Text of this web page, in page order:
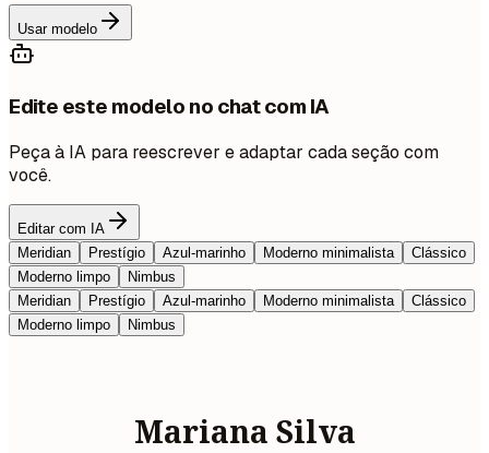
Usar modelo
Edite este modelo no chat com IA
Peça à IA para reescrever e adaptar cada seção com
você.
Editar com IA
Meridian
Prestígio Azul-marinho Moderno minimalista
Clássico
Moderno limpo
Nimbus
Meridian
Prestígio Azul-marinho Moderno minimalista
Clássico
Moderno limpo
Nimbus
Mariana Silva